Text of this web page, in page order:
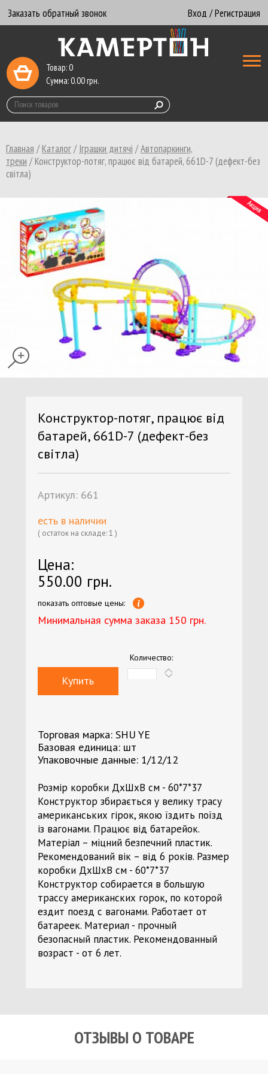
Заказать обратный звонок Вход / Регистрация
Товар:0
Сумма:0.00грн.
Главная /Каталог/Іграшки дитячі /Автопаркинги,
треки /Конструктор-потяг, працює від батарей, 661D-7 (дефект-без
світла)
Конструктор-потяг, працює від
батарей, 661D-7 (дефект-без
світла)
Артикул:661
есть в наличии
( остаток на складе: 1 )
Торговая марка: SHU YE
Базовая единица: шт
Упаковочные данные: 1/12/12
Розмір коробки ДхШхВ см - 60*7*37
Конструктор збирається у велику трасу
американських гірок, якою їздить поїзд
із вагонами. Працює від батарейок.
Матеріал – міцний безпечний пластик.
Рекомендований вік – від 6 років. Размер
коробки ДхШхВ см - 60*7*37
Конструктор собирается в большую
трассу американских горок, по которой
ездит поезд с вагонами. Работает от
батареек. Материал - прочный
безопасный пластик. Рекомендованный
возраст - от 6 лет.
Цена:
550.00 грн.
показать оптовые цены:
Минимальная сумма заказа 150 грн.
Количество:
Купить
ОТЗЫВЫ О ТОВАРЕ